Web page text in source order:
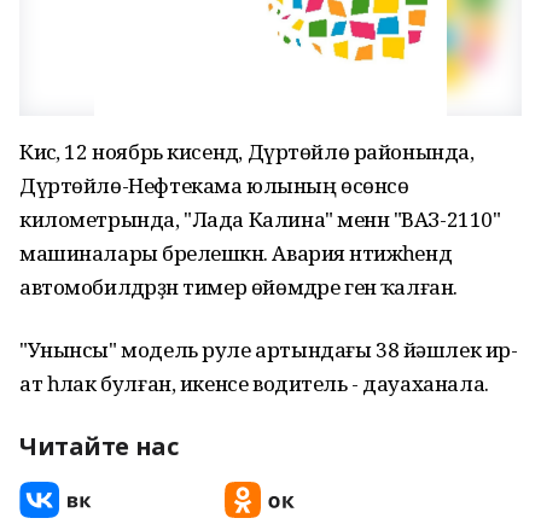
Кисә, 12 ноябрь кисендә, Дүртөйлө районында,
Дүртөйлө-Нефтекама юлының өсөнсө
километрында, "Лада Калина" менән "ВАЗ-2110"
машиналары бәрелешкән. Авария нәтижәһендә
автомобилдәрҙән тимер өйөмдәре генә ҡалған.
"Унынсы" модель руле артындағы 38 йǝшлек ир-
ат һәлак булған, икенсе водитель - дауаханала.
Читайте нас